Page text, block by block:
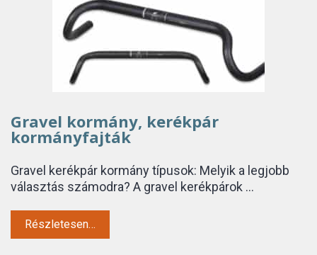
Gravel kormány, kerékpár
kormányfajták
Gravel kerékpár kormány típusok: Melyik a legjobb
választás számodra? A gravel kerékpárok …
Részletesen…